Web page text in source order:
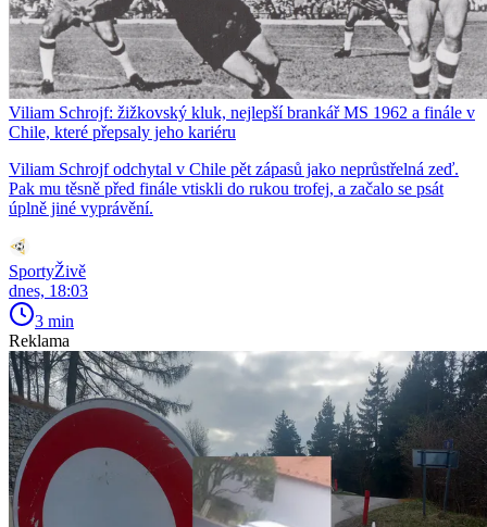
Viliam Schrojf: žižkovský kluk, nejlepší brankář MS 1962 a finále v
Chile, které přepsaly jeho kariéru
Viliam Schrojf odchytal v Chile pět zápasů jako neprůstřelná zeď.
Pak mu těsně před finále vtiskli do rukou trofej, a začalo se psát
úplně jiné vyprávění.
SportyŽivě
dnes, 18:03
3 min
Reklama